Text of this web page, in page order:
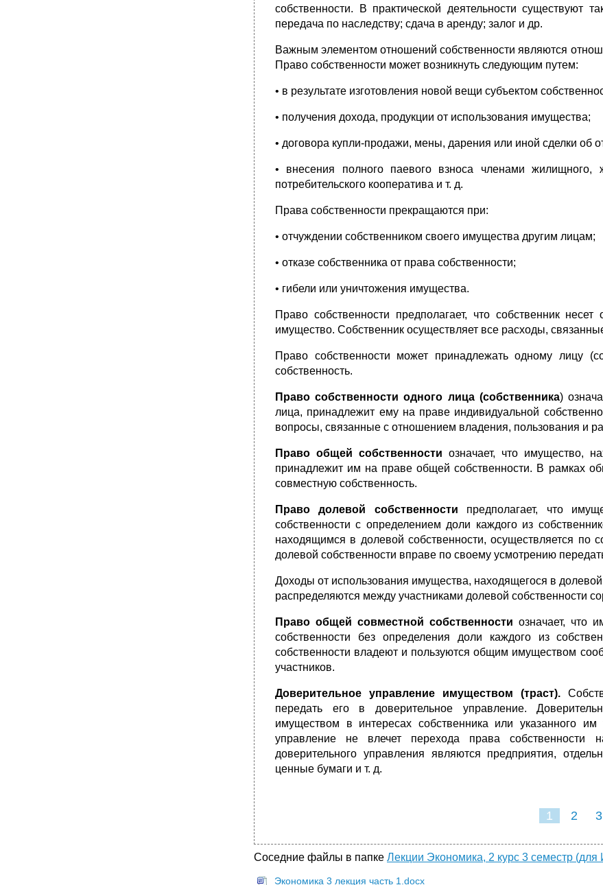
собственности. В практической деятельности
передача по наследству; сдача в аренду; залог и др.
Важным элементом отношений собственности являются
Право собственности может возникнуть следующим путем:
• в результате изготовления новой вещи субъектом
• получения дохода, продукции от использования имущества;
• договора купли-продажи, мены, дарения или иной сделки об
• внесения полного паевого взноса членами жилищного,
потребительского кооператива и т. д.
Права собственности прекращаются при:
• отчуждении собственником своего имущества другим лицам;
• отказе собственника от права собственности;
• гибели или уничтожения имущества.
Право собственности предполагает, что собственник
имущество. Собственник осуществляет все расходы,
Право собственности может принадлежать одному лицу
собственность.
Право собственности одного лица (собственника)
лица, принадлежит ему на праве индивидуальной
вопросы, связанные с отношением владения, пользования и
Право общей собственности означает, что имущество,
принадлежит им на праве общей собственности. В рамках
совместную собственность.
Право долевой собственности предполагает, что
собственности с определением доли каждого из
находящимся в долевой собственности, осуществляется по
долевой собственности вправе по своему усмотрению
Доходы от использования имущества, находящегося в
распределяются между участниками долевой собственности
Право общей совместной собственности означает, что
собственности без определения доли каждого из
собственности владеют и пользуются общим имуществом
участников.
Доверительное управление имуществом (траст).
передать его в доверительное управление.
имуществом в интересах собственника или указанного
управление не влечет перехода права собственности
доверительного управления являются предприятия,
ценные бумаги и т. д.
1 2 3
Соседние файлы в папке Лекции Экономика, 2 курс 3 семестр (для
Экономика 3 лекция часть 1.docx